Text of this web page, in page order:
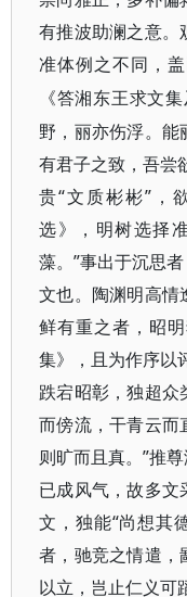
有推波助澜之意。
准体例之不同，
《答湘东王求文
野，丽亦伤浮。能
有君子之致，吾尝
贵“文质彬彬”，
选》，明树选择
藻。”事出于沉思
文也。陶渊明高情
鲜有重之者，昭
集》，且为作序以
跌宕昭彰，独超
而傍流，干青云而
则旷而且真。”推
已成风气，故多
文，独能“尚想其
者，驰竞之情遣，
以立，岂止仁义可